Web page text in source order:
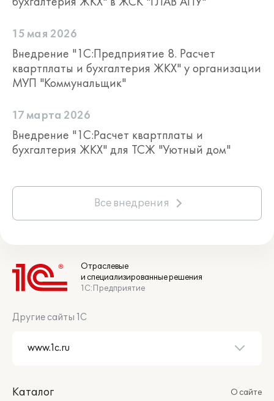
15 мая 2026
Внедрение "1С:Предприятие 8. Расчет
квартплаты и бухгалтерия ЖКХ" у организации
МУП "Коммунальщик"
17 марта 2026
Внедрение "1С:Расчет квартплаты и
бухгалтерия ЖКХ" для ТСЖ "Уютный дом"
Все внедрения
Отраслевые
и специализированные решения
1С:Предприятие
Другие сайты 1С
Каталог О сайте